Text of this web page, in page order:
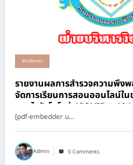
ฝ่ายวิชาการ
รายงานผลการสำรวจความพึง
จัดการเรียนการสอนออนไลน์ใ
ของไวรัสโคโรน่า(COVID – 19 )
[pdf-embedder u…
Admin 0 Comments